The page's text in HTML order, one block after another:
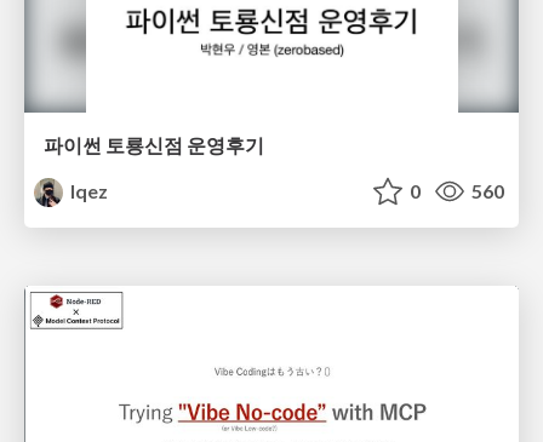
파이썬 토룡신점 운영후기
lqez
0 560